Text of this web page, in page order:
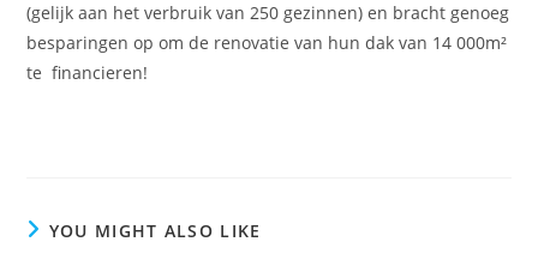
(gelijk aan het verbruik van 250 gezinnen) en bracht genoeg
besparingen op om de renovatie van hun dak van 14 000m²
te financieren!
YOU MIGHT ALSO LIKE